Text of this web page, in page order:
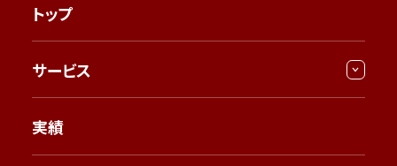
トップ
サービス
実績